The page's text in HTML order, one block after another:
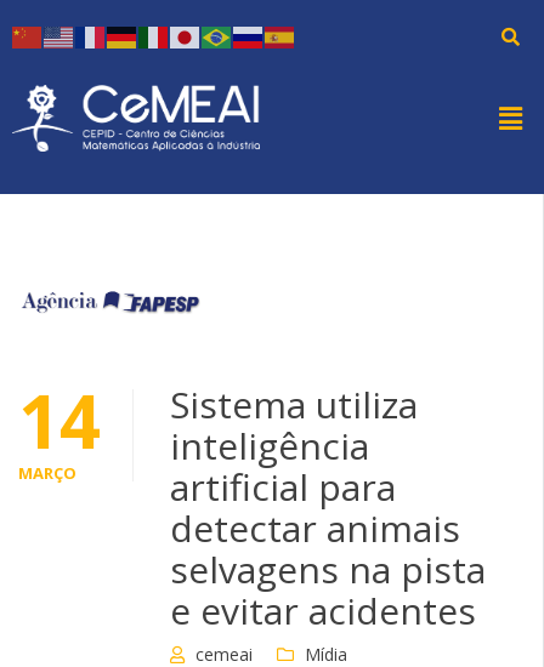
14
MARÇO
Sistema utiliza
inteligência
artificial para
detectar animais
selvagens na pista
e evitar acidentes
cemeai Mídia